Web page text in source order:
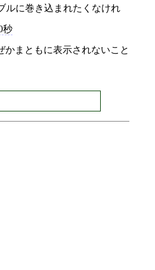
ルに巻き込まれたくなけれ
秒
まともに表示されないこと